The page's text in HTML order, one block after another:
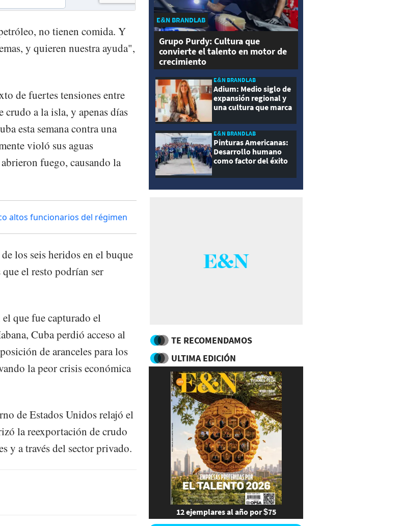
no tienen comida. Y
y quieren nuestra ayuda",
de fuertes tensiones entre
a la isla, y apenas días
esta semana contra una
violó sus aguas
fuego, causando la
altos funcionarios del régimen
los seis heridos en el buque
el resto podrían ser
que fue capturado el
Cuba perdió acceso al
de aranceles para los
la peor crisis económica
de Estados Unidos relajó el
la reexportación de crudo
y a través del sector privado.
E&N BRANDLAB
Grupo Purdy: Cultura que
convierte el talento en motor de
crecimiento
E&N BRANDLAB
Adium: Medio siglo de
expansión regional y
una cultura que marca
E&N BRANDLAB
Pinturas Americanas:
Desarrollo humano
como factor del éxito
TE RECOMENDAMOS
ULTIMA EDICIÓN
12 ejemplares al año por $75